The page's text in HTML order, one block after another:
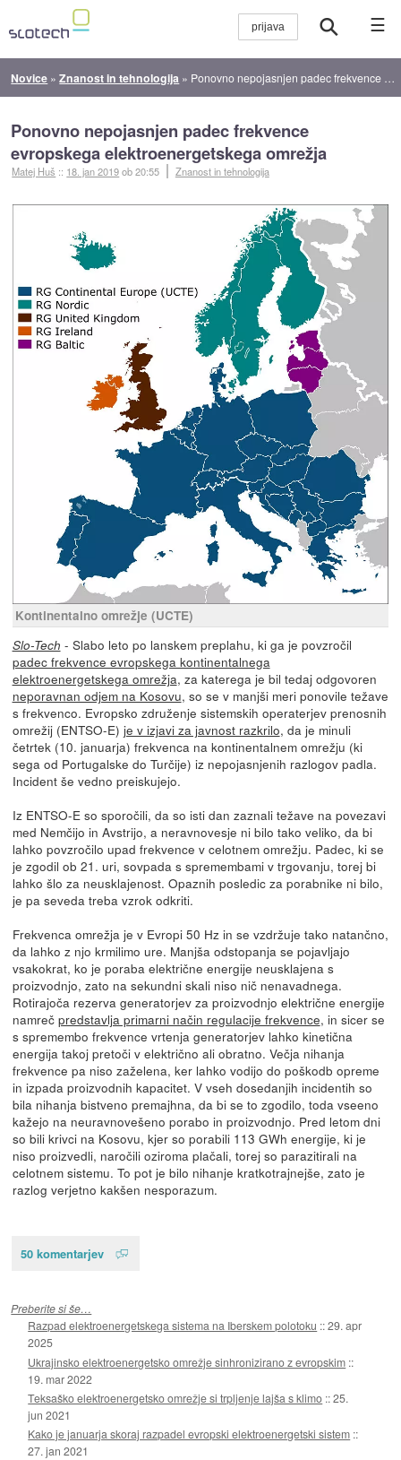
☰
Novice »Znanost in tehnologija » Ponovno nepojasnjen padec frekvence evropskega elektroenergetskega omrežja
Ponovno nepojasnjen padec frekvence
evropskega elektroenergetskega omrežja
Matej Huš :: 18. jan 2019ob 20:55 Znanost in tehnologija
Kontinentalno omrežje (UCTE)
Slo-Tech - Slabo leto po lanskem preplahu, ki ga je povzročil
padec frekvence evropskega kontinentalnega
elektroenergetskega omrežja, za katerega je bil tedaj odgovoren
neporavnan odjem na Kosovu, so se v manjši meri ponovile težave
s frekvenco. Evropsko združenje sistemskih operaterjev prenosnih
omrežij (ENTSO-E) je v izjavi za javnost razkrilo, da je minuli
četrtek (10. januarja) frekvenca na kontinentalnem omrežju (ki
sega od Portugalske do Turčije) iz nepojasnjenih razlogov padla.
Incident še vedno preiskujejo.
Iz ENTSO-E so sporočili, da so isti dan zaznali težave na povezavi
med Nemčijo in Avstrijo, a neravnovesje ni bilo tako veliko, da bi
lahko povzročilo upad frekvence v celotnem omrežju. Padec, ki se
je zgodil ob 21. uri, sovpada s spremembami v trgovanju, torej bi
lahko šlo za neusklajenost. Opaznih posledic za porabnike ni bilo,
je pa seveda treba vzrok odkriti.
Frekvenca omrežja je v Evropi 50 Hz in se vzdržuje tako natančno,
da lahko z njo krmilimo ure. Manjša odstopanja se pojavljajo
vsakokrat, ko je poraba električne energije neusklajena s
proizvodnjo, zato na sekundni skali niso nič nenavadnega.
Rotirajoča rezerva generatorjev za proizvodnjo električne energije
namreč predstavlja primarni način regulacije frekvence, in sicer se
s spremembo frekvence vrtenja generatorjev lahko kinetična
energija takoj pretoči v električno ali obratno. Večja nihanja
frekvence pa niso zaželena, ker lahko vodijo do poškodb opreme
in izpada proizvodnih kapacitet. V vseh dosedanjih incidentih so
bila nihanja bistveno premajhna, da bi se to zgodilo, toda vseeno
kažejo na neuravnovešeno porabo in proizvodnjo. Pred letom dni
so bili krivci na Kosovu, kjer so porabili 113 GWh energije, ki je
niso proizvedli, naročili oziroma plačali, torej so parazitirali na
celotnem sistemu. To pot je bilo nihanje kratkotrajnejše, zato je
razlog verjetno kakšen nesporazum.
50 komentarjev
Preberite si še…
Razpad elektroenergetskega sistema na Iberskem polotoku ::29. apr
2025
Ukrajinsko elektroenergetsko omrežje sinhronizirano z evropskim ::
19. mar 2022
Teksaško elektroenergetsko omrežje si trpljenje lajša s klimo ::25.
jun 2021
Kako je januarja skoraj razpadel evropski elektroenergetski sistem ::
27. jan 2021